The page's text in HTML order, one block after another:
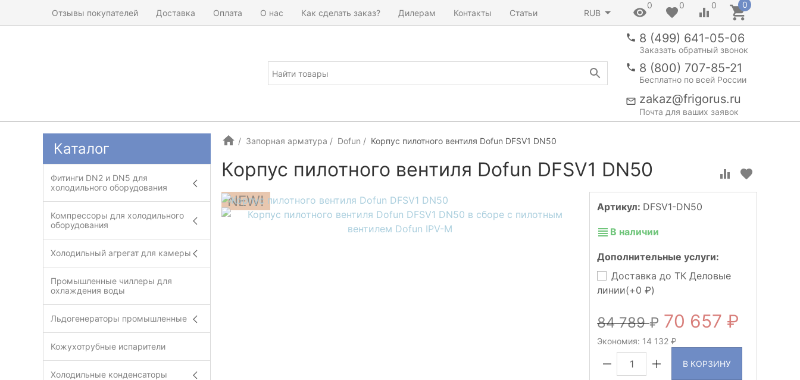
Отзывы покупателей Доставка Оплата О нас Как сделать заказ? Дилерам Контакты Статьи RUB
0 0 0 0
8 (499) 641-05-06
Заказать обратный звонок
8 (800) 707-85-21
Бесплатно по всей России
zakaz@frigorus.ru
Почта для ваших заявок
Запорная арматура Dofun Корпус пилотного вентиля Dofun DFSV1 DN50
Корпус пилотного вентиля Dofun DFSV1 DN50
NEW! Артикул: DFSV1-DN50
В наличии
Дополнительные услуги:
Доставка до ТК Деловые
линии(+0 )
84 789 70 657
Экономия: 14 132
В КОРЗИНУ
Каталог
Фитинги DN2 и DN5 для
холодильного оборудования
Компрессоры для холодильного
оборудования
Холодильный агрегат для камеры
Промышленные чиллеры для
охлаждения воды
Льдогенераторы промышленные
Кожухотрубные испарители
Холодильные конденсаторы